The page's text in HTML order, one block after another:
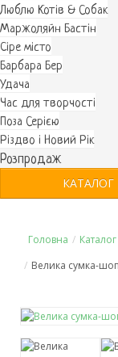
Люблю Котів & Собак
Маржоляйн Бастін
Cіре місто
Барбара Бер
Удача
Час для творчості
Поза Серією
Різдво і Новий Рік
Розпродаж
КАТАЛОГ
Головна / Каталог
/ Велика сумка-